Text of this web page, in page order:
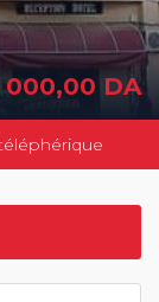
000,00 DA